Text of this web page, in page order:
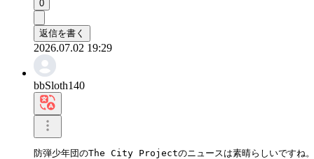
0
返信を書く
2026.07.02 19:29
bbSloth140
防弾少年団のThe City Projectのニュースは素晴らしいですね。